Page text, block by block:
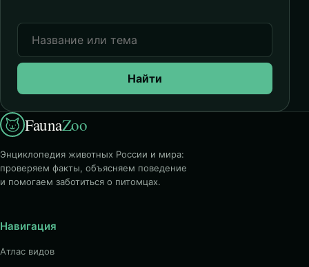
Найти
FaunaZoo
Энциклопедия животных России и мира:
проверяем факты, объясняем поведение
и помогаем заботиться о питомцах.
Навигация
Атлас видов